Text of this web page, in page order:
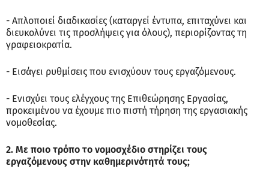
- Απλοποιεί διαδικασίες (καταργεί έντυπα, επιταχύνει και
διευκολύνει τις προσλήψεις για όλους), περιορίζοντας τη
γραφειοκρατία.
- Εισάγει ρυθμίσεις που ενισχύουν τους εργαζόμενους.
- Ενισχύει τους ελέγχους της Επιθεώρησης Εργασίας,
προκειμένου να έχουμε πιο πιστή τήρηση της εργασιακής
νομοθεσίας.
2. Με ποιο τρόπο το νομοσχέδιο στηρίζει τους
εργαζόμενους στην καθημερινότητά τους;